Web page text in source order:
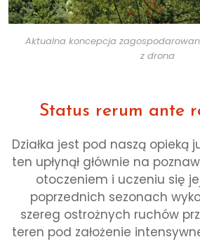
Aktualna koncepcja
z drona
Status rerum ante
Działka jest pod naszą opieką
ten upłynął głównie na
otoczeniem i uczeniu się
poprzednich sezonach
szereg ostrożnych ruchów
teren pod założenie